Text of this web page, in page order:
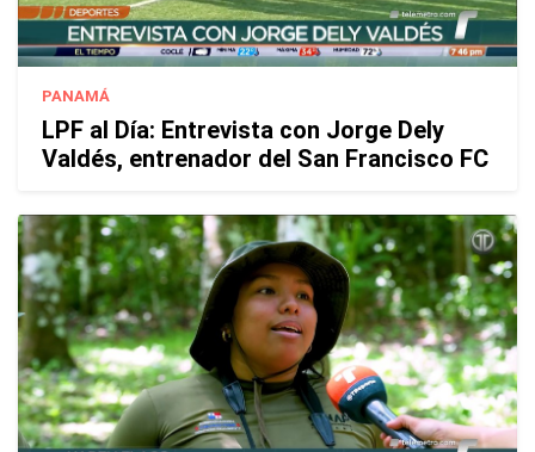
PANAMÁ
LPF al Día: Entrevista con Jorge Dely
Valdés, entrenador del San Francisco FC